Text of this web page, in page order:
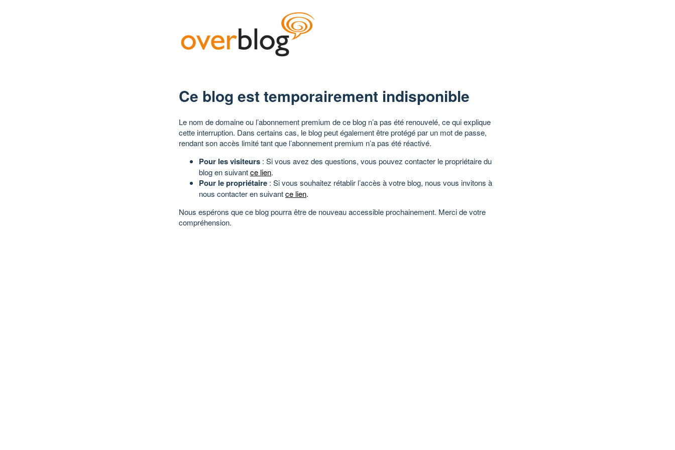
Ce blog est temporairement indisponible
Le nom de domaine ou l’abonnement premium de ce blog n’a pas été renouvelé, ce qui explique
cette interruption. Dans certains cas, le blog peut également être protégé par un mot de passe,
rendant son accès limité tant que l’abonnement premium n’a pas été réactivé.
Pour les visiteurs : Si vous avez des questions, vous pouvez contacter le propriétaire du
blog en suivantce lien.
Pour le propriétaire : Si vous souhaitez rétablir l’accès à votre blog, nous vous invitons à
nous contacter en suivantce lien.
Nous espérons que ce blog pourra être de nouveau accessible prochainement. Merci de votre
compréhension.